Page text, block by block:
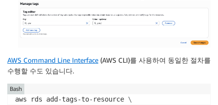
AWS Command Line Interface (AWS CLI)를 사용하여 동일한 절차를
수행할 수도 있습니다.
aws rds add-tags-to-resource \
Bash